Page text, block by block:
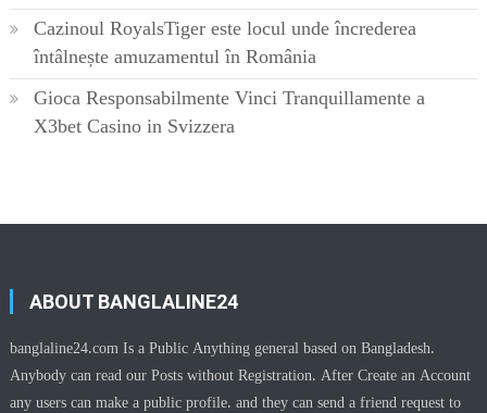
Cazinoul RoyalsTiger este locul unde încrederea
întâlnește amuzamentul în România
Gioca Responsabilmente Vinci Tranquillamente a
X3bet Casino in Svizzera
ABOUT BANGLALINE24
banglaline24.com Is a Public Anything general based on Bangladesh.
Anybody can read our Posts without Registration. After Create an Account
any users can make a public profile. and they can send a friend request to